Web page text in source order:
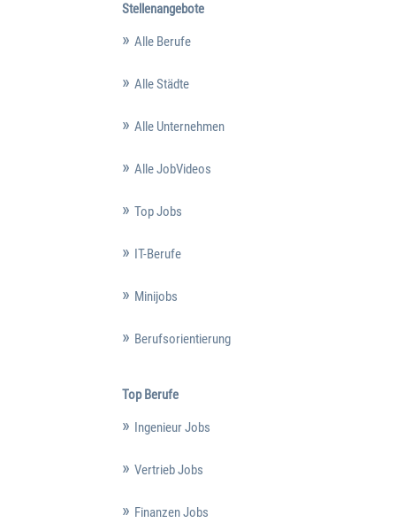
Stellenangebote
Alle Berufe
Alle Städte
Alle Unternehmen
Alle JobVideos
Top Jobs
IT-Berufe
Minijobs
Berufsorientierung
Top Berufe
Ingenieur Jobs
Vertrieb Jobs
Finanzen Jobs